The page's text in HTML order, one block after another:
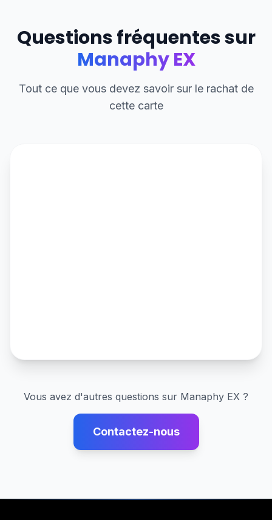
Questions fréquentes sur
Manaphy EX
Tout ce que vous devez savoir sur le rachat de
cette carte
Vous avez d'autres questions sur Manaphy EX ?
Contactez-nous